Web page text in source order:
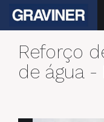
Reforço
de água -